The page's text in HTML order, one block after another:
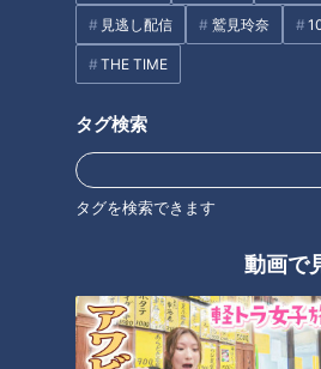
見逃し配信 鷲見玲奈
THE TIME
タグ検索
タグを検索できます
動画で
鶴瓶のスジナシ
「鶴瓶のスジナシ」動画
笑福亭鶴瓶とゲストがその日に知らさ
マ”を演じるバラエティ番組「スジナシ
放送を開始し、2011年からは番組名を
行役にフリーアナウンサーの中井美穂
後、2014年に番組は終了し、現在は定
その魅力は、意外なストーリー展開や
本が無いからこそ生み出される多様な
く通じ合ったことで生まれた名作や意